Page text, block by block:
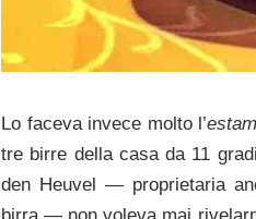
Lo faceva invece molto l’
tre birre della casa da 11 gradi
den Heuvel — proprietaria